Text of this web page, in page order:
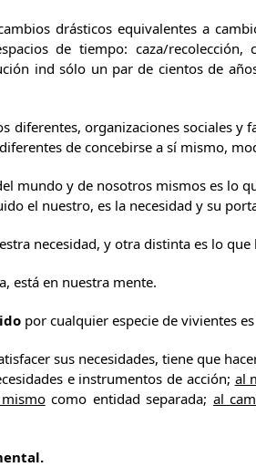
drásticos equivalentes a
de tiempo: caza/recolección,
ind sólo un par de cientos de
diferentes, organizaciones sociales y
de concebirse a sí mismo,
mundo y de nosotros mismos es lo
el nuestro, es la necesidad y su
necesidad, y otra distinta es lo que
está en nuestra mente.
por cualquier especie de vivientes
sus necesidades, tiene que
e instrumentos de acción; al
como entidad separada; al